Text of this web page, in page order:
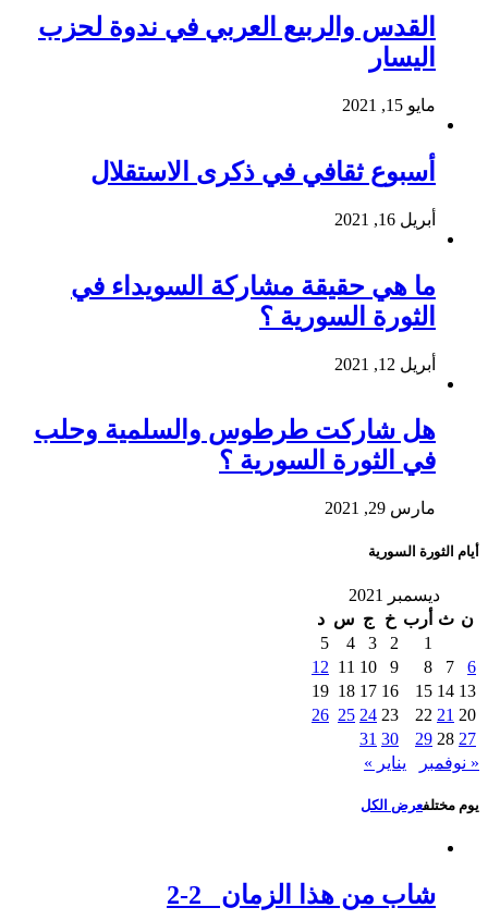
القدس والربيع العربي في ندوة لحزب
اليسار
مايو 15, 2021
أسبوع ثقافي في ذكرى الاستقلال
أبريل 16, 2021
ما هي حقيقة مشاركة السويداء في
الثورة السورية ؟
أبريل 12, 2021
هل شاركت طرطوس والسلمية وحلب
في الثورة السورية ؟
مارس 29, 2021
أيام الثورة السورية
ديسمبر 2021
ن ث أرب خ ج س د
1
2
3
4
5
6
7
8
9
10
11
12
13
14
15
16
17
18
19
20
21
22
23
24
25
26
27
28
29
30
31
« نوفمبر
يناير »
يوم مختلفعرض الكل
شاب من هذا الزمان 2-2